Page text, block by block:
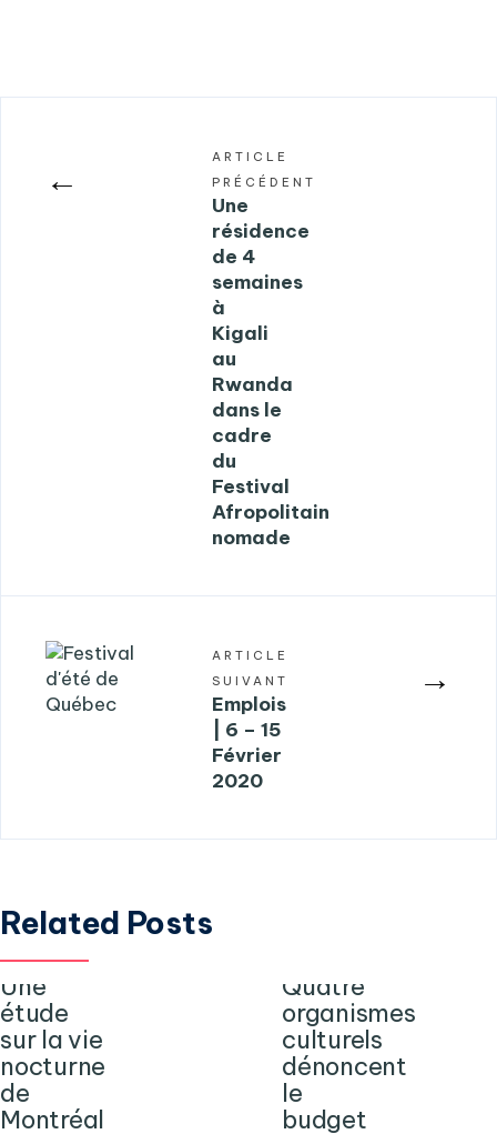
←
ARTICLE
PRÉCÉDENT
Une
résidence
de 4
semaines
à
Kigali
au
Rwanda
dans le
cadre
du
Festival
Afropolitain
nomade
→
ARTICLE
SUIVANT
Emplois
| 6 – 15
Février
2020
Related Posts
Une
étude
sur la vie
nocturne
de
Montréal
Quatre
organismes
culturels
dénoncent
le
budget